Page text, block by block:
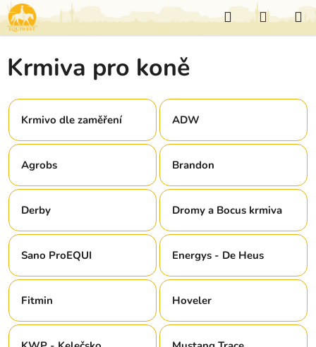
Přejít
na
obsah
Hledat
KOŠÍK
Krmiva pro koně
Krmivo dle zaměření ADW
Agrobs Brandon
Derby Dromy a Bocus krmiva
Sano ProEQUI Energys - De Heus
Fitmin Hoveler